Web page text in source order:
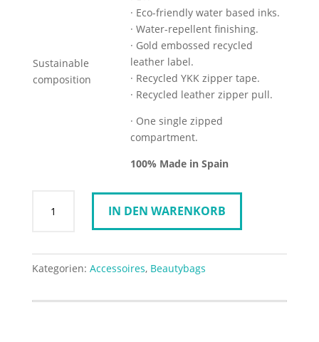
Sustainable
composition
· Eco-friendly water based inks.
· Water-repellent finishing.
· Gold embossed recycled
leather label.
· Recycled YKK zipper tape.
· Recycled leather zipper pull.
· One single zipped
compartment.
100% Made in Spain
Make
Swimmers
IN DEN WARENKORB
Kategorien: Accessoires, Beautybags